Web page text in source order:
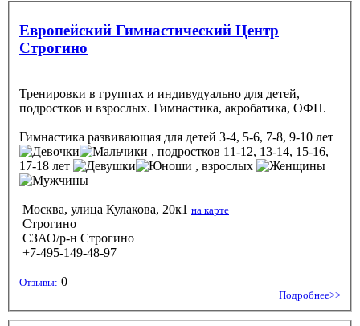
Европейский Гимнастический Центр
Строгино
Тренировки в группах и индивудуально для детей,
подростков и взрослых. Гимнастика, акробатика, ОФП.
Гимнастика развивающая для детей 3-4, 5-6, 7-8, 9-10 лет
, подростков 11-12, 13-14, 15-16,
17-18 лет
, взрослых
Москва, улица Кулакова, 20к1 на карте
Строгино
СЗАО/р-н Строгино
+7-495-149-48-97
Отзывы: 0
Подробнее>>